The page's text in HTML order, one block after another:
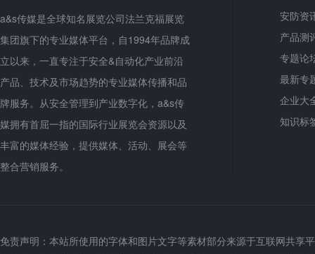
a&s传媒是全球知名展览公司法兰克福展览
集团旗下的专业媒体平台，自1994年品牌成
立以来，一直专注于安全&自动化产业前沿
产品、技术及市场趋势的专业媒体传播和品
牌服务。从安全管理到产业数字化，a&s传
媒拥有首屈一指的国际行业展览会资源以及
丰富的媒体经验，提供媒体、活动、展会等
整合营销服务。
安防资
产品测
专题论
最新专
企业大
知识标
免责声明：本站所使用的字体和图片文字等素材部分来源于互联网共